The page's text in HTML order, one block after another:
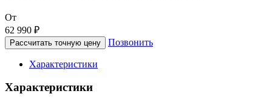
От
62 990 ₽
Рассчитать точную цену Позвонить
Характеристики
Характеристики